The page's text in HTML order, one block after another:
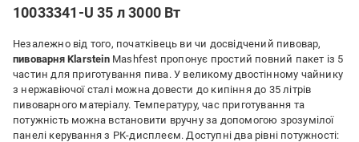
10033341-U 35 л 3000 Вт
Незалежно від того, початківець ви чи досвідчений пивовар,
пивоварня KlarsteinMashfest пропонує простий повний пакет із 5
частин для приготування пива. У великому двостінному чайнику
з нержавіючої сталі можна довести до кипіння до 35 літрів
пивоварного матеріалу. Температуру, час приготування та
потужність можна встановити вручну за допомогою зрозумілої
панелі керування з РК-дисплеєм. Доступні два рівні потужності: